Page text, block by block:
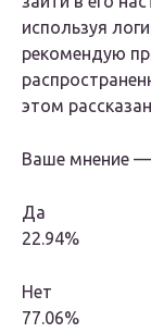
используя
рекомендую
этом
Ваше мнение —
Да
22.94%
Нет
77.06%